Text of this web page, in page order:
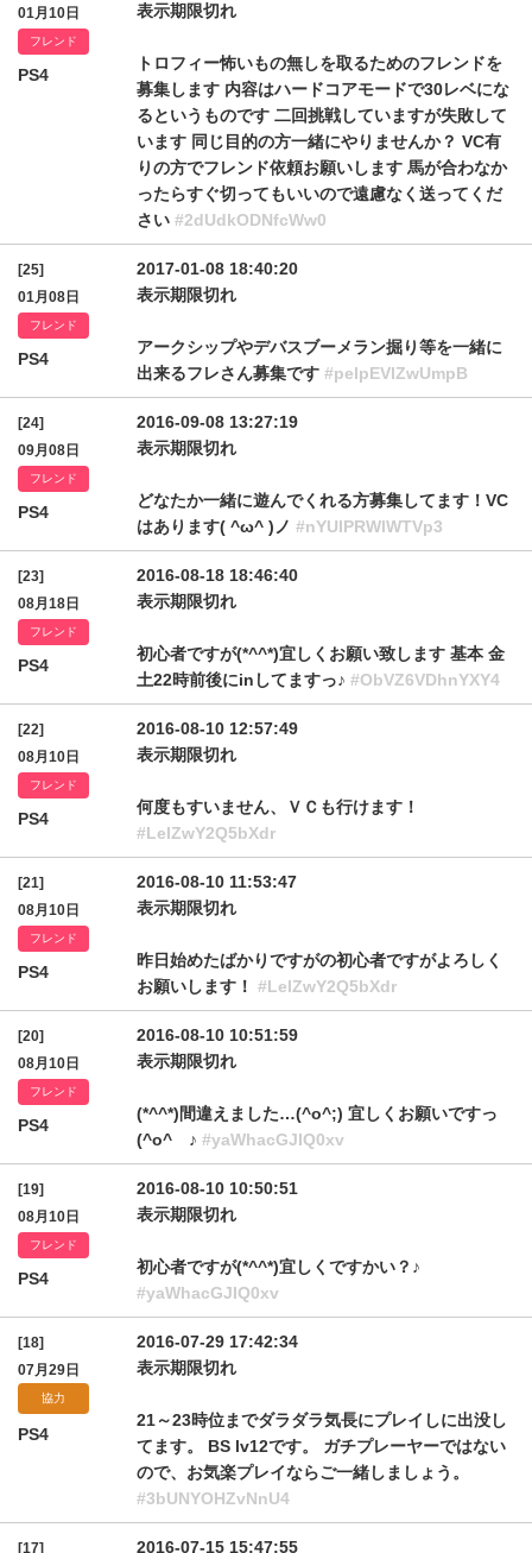
01月10日
フレンド
PS4
表示期限切れ
トロフィー怖いもの無しを取るためのフレンドを
募集します 内容はハードコアモードで30レベにな
るというものです 二回挑戦していますが失敗して
います 同じ目的の方一緒にやりませんか？ VC有
りの方でフレンド依頼お願いします 馬が合わなか
ったらすぐ切ってもいいので遠慮なく送ってくだ
さい #2dUdkODNfcWw0
[25]
01月08日
フレンド
PS4
2017-01-08 18:40:20
表示期限切れ
アークシップやデバスブーメラン掘り等を一緒に
出来るフレさん募集です #pelpEVlZwUmpB
[24]
09月08日
フレンド
PS4
2016-09-08 13:27:19
表示期限切れ
どなたか一緒に遊んでくれる方募集してます！VC
はあります( ^ω^ )ノ #nYUlPRWlWTVp3
[23]
08月18日
フレンド
PS4
2016-08-18 18:46:40
表示期限切れ
初心者ですが(*^^*)宜しくお願い致します 基本 金
土22時前後にinしてますっ♪ #ObVZ6VDhnYXY4
[22]
08月10日
フレンド
PS4
2016-08-10 12:57:49
表示期限切れ
何度もすいません、ＶＣも行けます！
#LelZwY2Q5bXdr
[21]
08月10日
フレンド
PS4
2016-08-10 11:53:47
表示期限切れ
昨日始めたばかりですがの初心者ですがよろしく
お願いします！ #LelZwY2Q5bXdr
[20]
08月10日
フレンド
PS4
2016-08-10 10:51:59
表示期限切れ
(*^^*)間違えました…(^o^;) 宜しくお願いですっ
(^o^ゞ♪ #yaWhacGJIQ0xv
[19]
08月10日
フレンド
PS4
2016-08-10 10:50:51
表示期限切れ
初心者ですが(*^^*)宜しくですかい？♪
#yaWhacGJIQ0xv
[18]
07月29日
協力
PS4
2016-07-29 17:42:34
表示期限切れ
21～23時位までダラダラ気長にプレイしに出没し
てます。 BS lv12です。 ガチプレーヤーではない
ので、お気楽プレイならご一緒しましょう。
#3bUNYOHZvNnU4
[17] 2016-07-15 15:47:55